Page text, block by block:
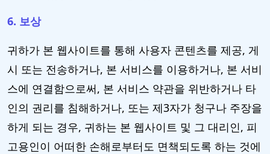
6. 보상
귀하가 본 웹사이트를 통해 사용자 콘텐츠를 제공, 게
시 또는 전송하거나, 본 서비스를 이용하거나, 본 서비
스에 연결함으로써, 본 서비스 약관을 위반하거나 타
인의 권리를 침해하거나, 또는 제3자가 청구나 주장을
하게 되는 경우, 귀하는 본 웹사이트 및 그 대리인, 피
고용인이 어떠한 손해로부터도 면책되도록 하는 것에